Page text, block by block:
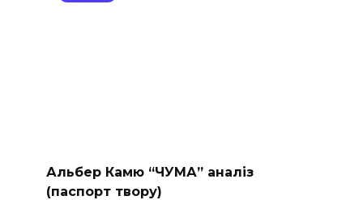
Альбер Камю “ЧУМА” аналіз
(паспорт твору)